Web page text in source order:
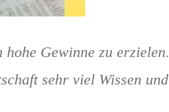
Gewinne zu erzielen.
sehr viel Wissen und